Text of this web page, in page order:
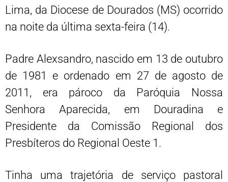
Lima, da Diocese de Dourados (MS) ocorrido
na noite da última sexta-feira (14).
Padre Alexsandro, nascido em 13 de outubro
de 1981 e ordenado em 27 de agosto de
2011, era pároco da Paróquia Nossa
Senhora Aparecida, em Douradina e
Presidente da Comissão Regional dos
Presbíteros do Regional Oeste 1.
Tinha uma trajetória de serviço pastoral